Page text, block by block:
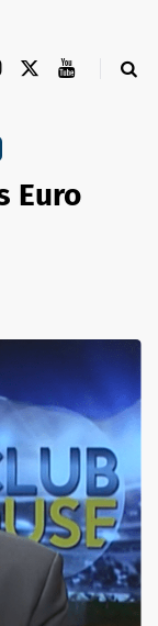
Euro